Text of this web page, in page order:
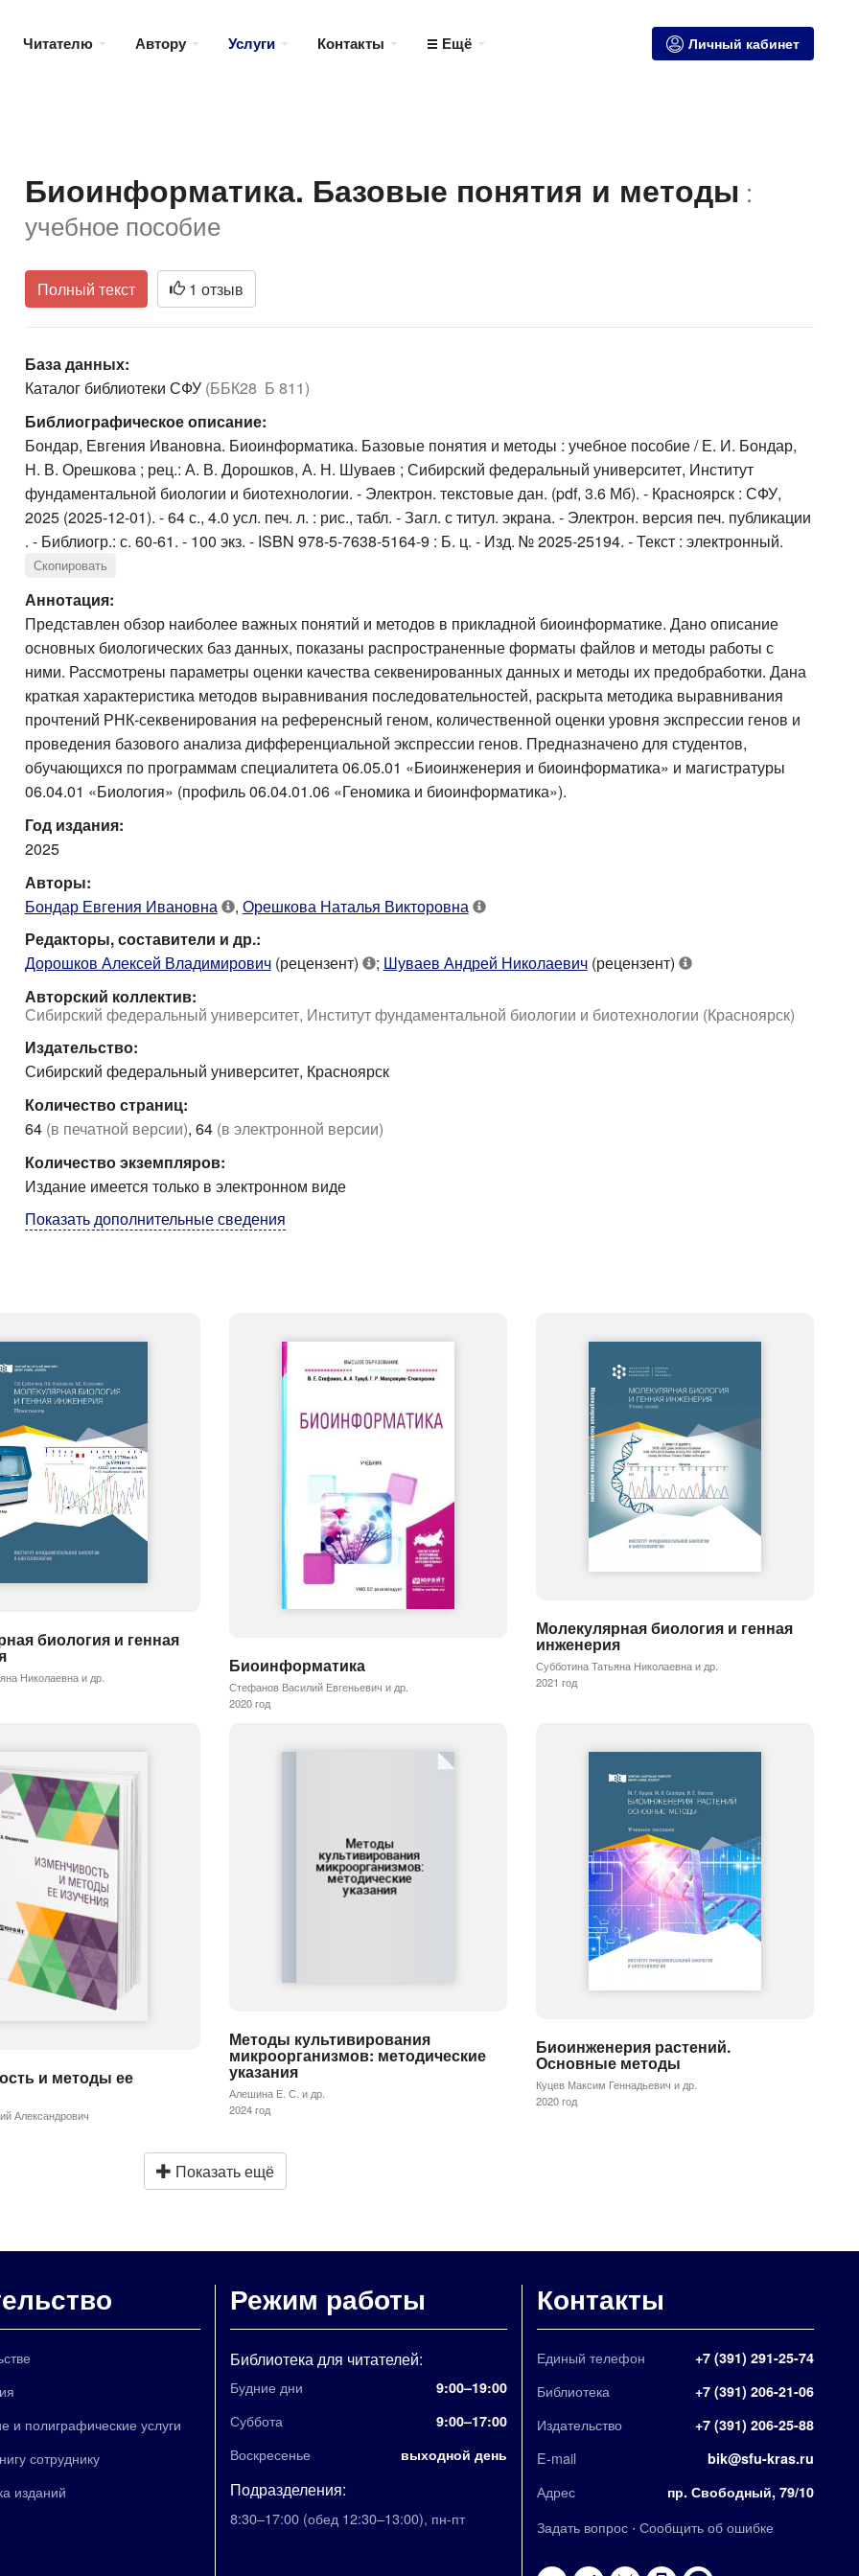
Читателю Автору Услуги Контакты Ещё Личный кабинет
Биоинформатика. Базовые понятия и методы :
учебное пособие
Полный текст 1 отзыв
База данных:
Каталог библиотеки СФУ (ББК28 Б 811)
Библиографическое описание:
Бондар, Евгения Ивановна. Биоинформатика. Базовые понятия и методы : учебное пособие / Е. И. Бондар,
Н. В. Орешкова ; рец.: А. В. Дорошков, А. Н. Шуваев ; Сибирский федеральный университет, Институт
фундаментальной биологии и биотехнологии. - Электрон. текстовые дан. (pdf, 3.6 Мб). - Красноярск : СФУ,
2025 (2025-12-01). - 64 с., 4.0 усл. печ. л. : рис., табл. - Загл. с титул. экрана. - Электрон. версия печ. публикации
. - Библиогр.: с. 60-61. - 100 экз. - ISBN 978-5-7638-5164-9 : Б. ц. - Изд. № 2025-25194. - Текст : электронный.
Скопировать
Аннотация:
Представлен обзор наиболее важных понятий и методов в прикладной биоинформатике. Дано описание
основных биологических баз данных, показаны распространенные форматы файлов и методы работы с
ними. Рассмотрены параметры оценки качества секвенированных данных и методы их предобработки. Дана
краткая характеристика методов выравнивания последовательностей, раскрыта методика выравнивания
прочтений РНК‑секвенирования на референсный геном, количественной оценки уровня экспрессии генов и
проведения базового анализа дифференциальной экспрессии генов. Предназначено для студентов,
обучающихся по программам специалитета 06.05.01 «Биоинженерия и биоинформатика» и магистратуры
06.04.01 «Биология» (профиль 06.04.01.06 «Геномика и биоинформатика»).
Год издания:
2025
Авторы:
Бондар Евгения Ивановна
, Орешкова Наталья Викторовна
Редакторы, составители и др.:
Дорошков Алексей Владимирович(рецензент) ; Шуваев Андрей Николаевич(рецензент)
Авторский коллектив:
Сибирский федеральный университет, Институт фундаментальной биологии и биотехнологии (Красноярск)
Издательство:
Сибирский федеральный университет, Красноярск
Количество страниц:
64 (в печатной версии), 64 (в электронной версии)
Количество экземпляров:
Издание имеется только в электронном виде
Показать дополнительные сведения
биология и генная
Николаевна и др.
Биоинформатика
Стефанов Василий Евгеньевич и др.
2020 год
Молекулярная биология и генная
инженерия
Субботина Татьяна Николаевна и др.
2021 год
и методы ее
Александрович
Методы культивирования
микроорганизмов: методические
указания
Алешина Е. С. и др.
2024 год
Биоинженерия растений.
Основные методы
Куцев Максим Геннадьевич и др.
2020 год
Показать ещё
и полиграфические услуги
сотруднику
изданий
Режим работы
Библиотека для читателей:
Будние дни 9:00–19:00
Суббота 9:00–17:00
Воскресенье выходной день
Подразделения:
8:30–17:00 (обед 12:30–13:00), пн-пт
Контакты
Единый телефон +7 (391) 291-25-74
Библиотека +7 (391) 206-21-06
Издательство +7 (391) 206-25-88
E-mail bik@sfu-kras.ru
Адрес пр. Свободный, 79/10
Задать вопрос · Сообщить об ошибке